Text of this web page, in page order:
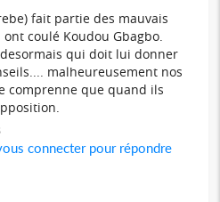
fait partie des mauvais
coulé Koudou Gbagbo.
qui doit lui donner
malheureusement nos
comprenne que quand ils
connecter pour répondre